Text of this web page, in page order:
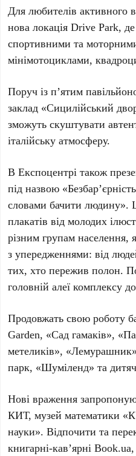
Для любителів активного
нова локаціяDrive Park,
спортивними та
мінімотоциклами,
Поруч ізп’ятим
заклад «Сицилійський
зможуть скуштувати
італійську атмосферу.
В Експоцентрі також
під назвою
словами бачити людину».
плакатів від молодих
різним групам населення,
з упередженнями: від
тих, хто пережив полон.
головній алеї комплексу
Продовжать свою роботу
Garden, «Сад гамаків»,
метеликів», «Лемурашник»
парк, «Шуміленд» та
Нові враження
КИТ, музей математики
науки». Відпочити та
книгарні-кав’ярніBook.ua